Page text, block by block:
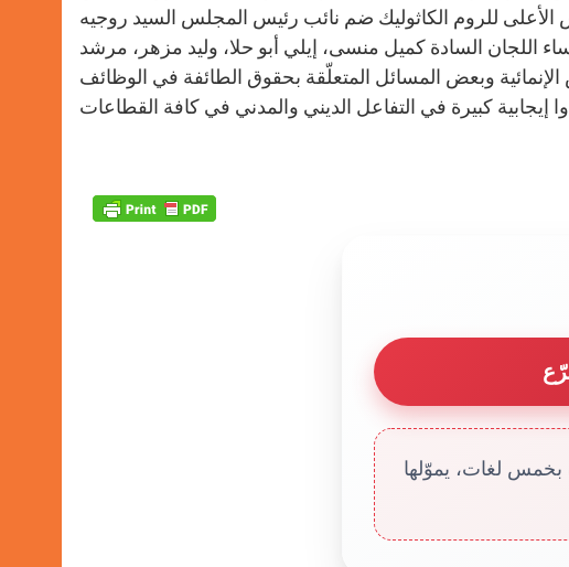
الأعلى للروم الكاثوليك ضم نائب رئيس المجلس السيد روجيه
اللجان السادة كميل منسى، إيلي أبو حلا، وليد مزهر، مرشد
وبعض المسائل المتعلّقة بحقوق الطائفة في الوظائف
بخمس لغات، يموّلها